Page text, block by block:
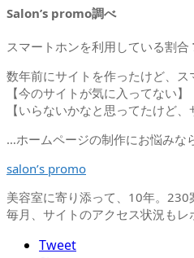
Salon’s promo調べ
スマートホンを利用している割合
数年前にサイトを作ったけど、ス
【今のサイトが気に入ってない】
【いらないかなと思ってたけど
…ホームページの制作にお悩みな
salon’s promo
美容室に寄り添って、10年。230
毎月、サイトのアクセス状況もレ
Tweet